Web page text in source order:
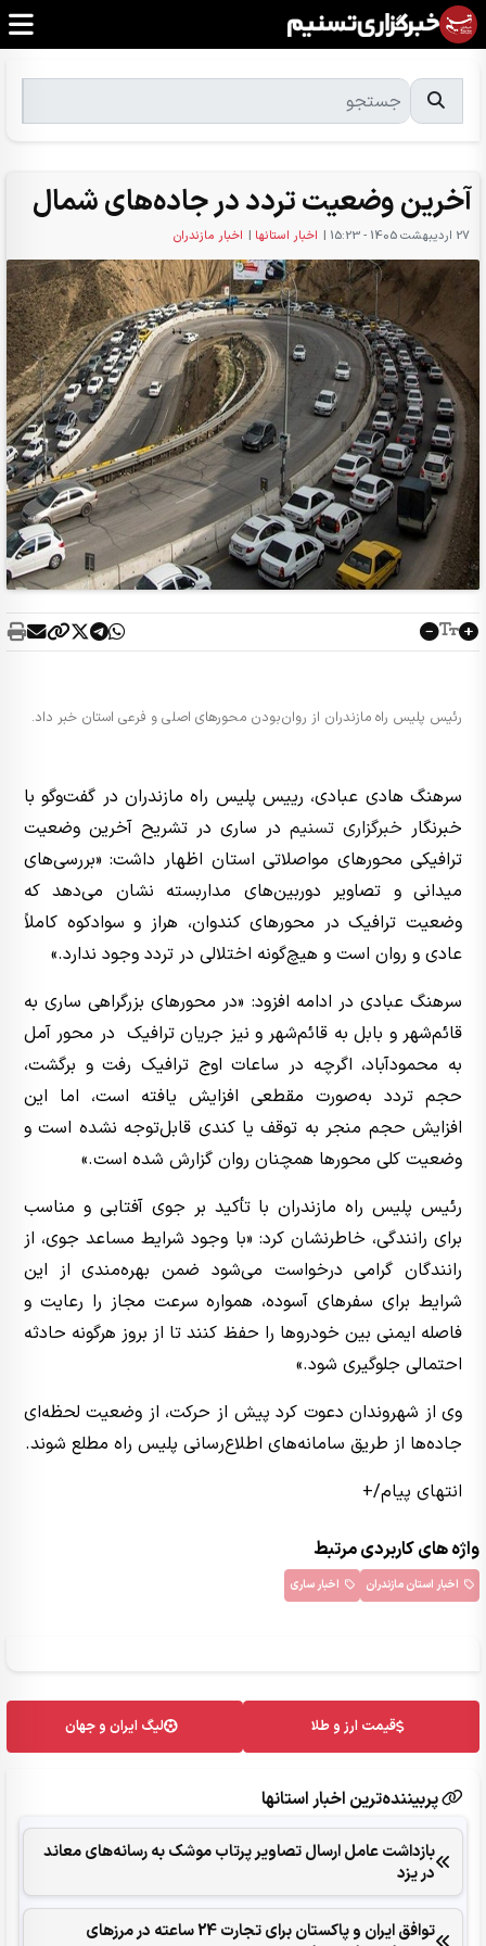
آخرین وضعیت تردد در جاده‌های شمال
27 ارديبهشت 1405 - 15:23 | اخبار استانها | اخبار مازندران
رئیس پلیس راه مازندران از روان‌بودن محورهای اصلی و فرعی استان خبر داد.
سرهنگ هادی عبادی، رییس پلیس راه مازندران در گفت‌وگو با
خبرنگار خبرگزاری تسنیمدر ساری در تشریح آخرین وضعیت
ترافیکی محورهای مواصلاتی استان اظهار داشت: «بررسی‌های
میدانی و تصاویر دوربین‌های مداربسته نشان می‌دهد که
وضعیت ترافیک در محورهای کندوان، هراز و سوادکوه کاملاً
عادی و روان است و هیچ‌گونه اختلالی در تردد وجود ندارد.»
سرهنگ عبادی در ادامه افزود: «در محورهای بزرگراهی ساری به
قائم‌شهر و بابل به قائم‌شهر و نیز جریان ترافیک در محور آمل
به محمودآباد، اگرچه در ساعات اوج ترافیک رفت و برگشت،
حجم تردد به‌صورت مقطعی افزایش یافته است، اما این
افزایش حجم منجر به توقف یا کندی قابل‌توجه نشده است و
وضعیت کلی محورها همچنان روان گزارش شده است.»
رئیس پلیس راه مازندران با تأکید بر جوی آفتابی و مناسب
برای رانندگی، خاطرنشان کرد: «با وجود شرایط مساعد جوی، از
رانندگان گرامی درخواست می‌شود ضمن بهره‌مندی از این
شرایط برای سفرهای آسوده، همواره سرعت مجاز را رعایت و
فاصله ایمنی بین خودروها را حفظ کنند تا از بروز هرگونه حادثه
احتمالی جلوگیری شود.»
وی از شهروندان دعوت کرد پیش از حرکت، از وضعیت لحظه‌ای
جاده‌ها از طریق سامانه‌های اطلاع‌رسانی پلیس راه مطلع شوند.
انتهای پیام/+
واژه های کاربردی مرتبط
اخبار استان مازندران اخبار ساری
قیمت ارز و طلا لیگ ایران و جهان
پربیننده‌ترین اخبار استانها
بازداشت عامل ارسال تصاویر پرتاب موشک به رسانه‌های معاند
در یزد
توافق ایران و پاکستان برای تجارت 24 ساعته در مرزهای